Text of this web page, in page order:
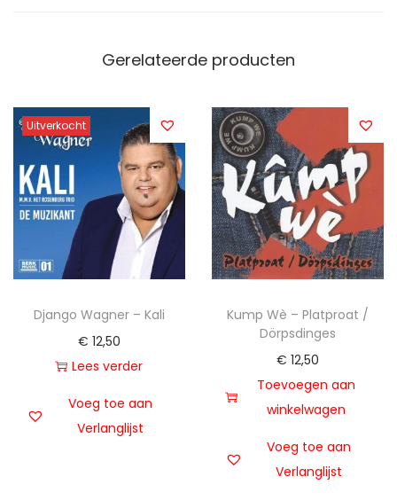
Gerelateerde producten
Uitverkocht
Django Wagner – Kali
€ 12,50
Lees verder
Voeg toe aan
Verlanglijst
Kump Wè – Platproat /
Dörpsdinges
€ 12,50
Toevoegen aan
winkelwagen
Voeg toe aan
Verlanglijst